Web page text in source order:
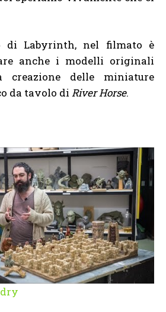
di Labyrinth, nel filmato è
anche i modelli originali
delle miniature
da tavolo di River Horse.